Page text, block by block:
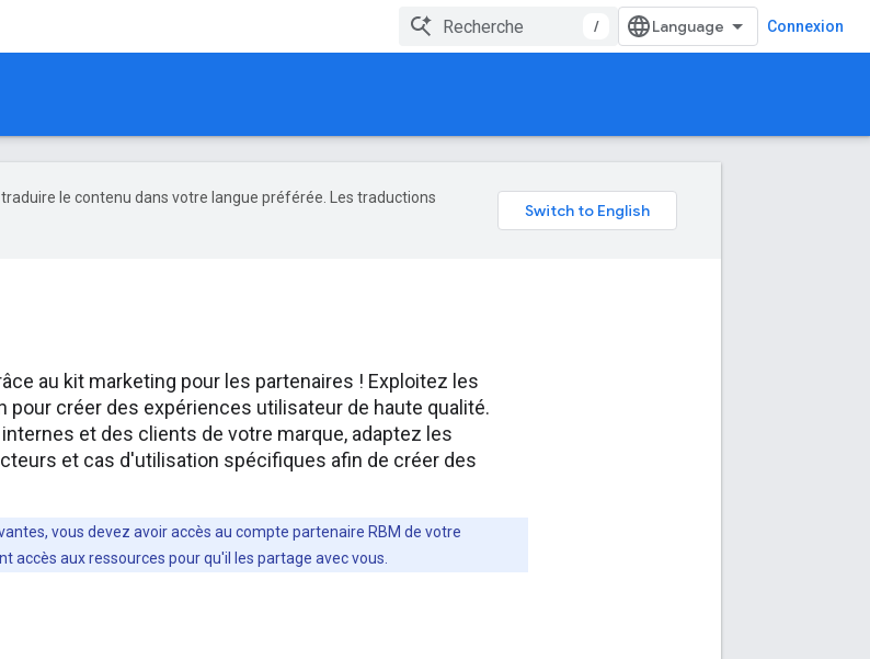
/ Connexion
traduire le contenu dans votre langue préférée. Les traductions
au kit marketing pour les partenaires ! Exploitez les
pour créer des expériences utilisateur de haute qualité.
et des clients de votre marque, adaptez les
et cas d'utilisation spécifiques afin de créer des
vous devez avoir accès au compte partenaire RBM de votre
accès aux ressources pour qu'il les partage avec vous.